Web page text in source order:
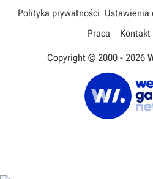
Polityka prywatności Ustawienia
Praca
Kontakt
Copyright © 2000 - 2026